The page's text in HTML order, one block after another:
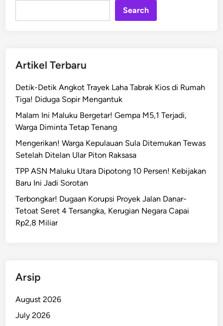
Search
Artikel Terbaru
Detik-Detik Angkot Trayek Laha Tabrak Kios di Rumah
Tiga! Diduga Sopir Mengantuk
Malam Ini Maluku Bergetar! Gempa M5,1 Terjadi,
Warga Diminta Tetap Tenang
Mengerikan! Warga Kepulauan Sula Ditemukan Tewas
Setelah Ditelan Ular Piton Raksasa
TPP ASN Maluku Utara Dipotong 10 Persen! Kebijakan
Baru Ini Jadi Sorotan
Terbongkar! Dugaan Korupsi Proyek Jalan Danar-
Tetoat Seret 4 Tersangka, Kerugian Negara Capai
Rp2,8 Miliar
Arsip
August 2026
July 2026